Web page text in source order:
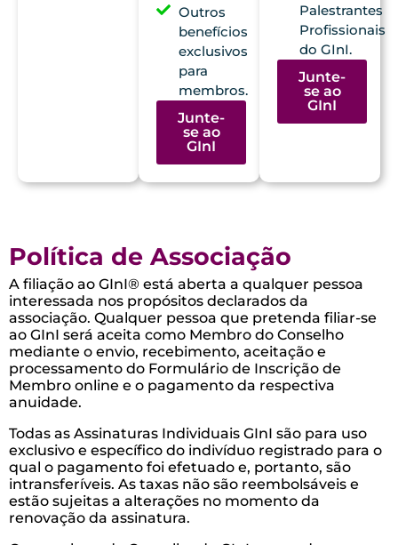
Outros
benefícios
exclusivos
para
membros.
Junte-
se ao
GInI
Palestrantes
Profissionais
do GInI.
Junte-
se ao
GInI
Política de Associação
A filiação ao GInI® está aberta a qualquer pessoa
interessada nos propósitos declarados da
associação. Qualquer pessoa que pretenda filiar-se
ao GInI será aceita como Membro do Conselho
mediante o envio, recebimento, aceitação e
processamento do Formulário de Inscrição de
Membro online e o pagamento da respectiva
anuidade.
Todas as Assinaturas Individuais GInI são para uso
exclusivo e específico do indivíduo registrado para o
qual o pagamento foi efetuado e, portanto, são
intransferíveis. As taxas não são reembolsáveis ​​e
estão sujeitas a alterações no momento da
renovação da assinatura.